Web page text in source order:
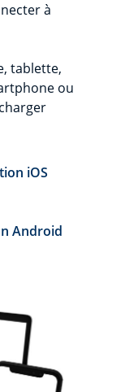
à
tablette,
ou
iOS
Android